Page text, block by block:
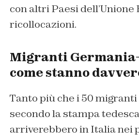
con altri Paesi dell’Unione
ricollocazioni.
Migranti
come stanno
Tanto più che i 50 migranti
secondo la stampa
arriverebbero in Italia nei